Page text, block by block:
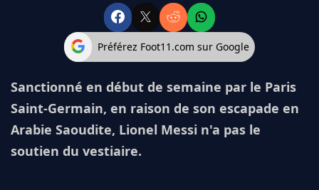
Préférez Foot11.com sur Google
Sanctionné en début de semaine par le Paris
Saint-Germain, en raison de son escapade en
Arabie Saoudite, Lionel Messi n'a pas le
soutien du vestiaire.